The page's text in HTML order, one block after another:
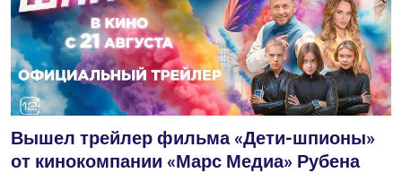
Вышел трейлер фильма «Дети-шпионы»
от кинокомпании «Марс Медиа» Рубена